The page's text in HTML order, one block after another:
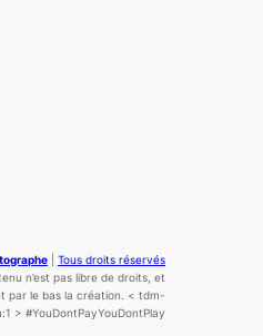
| Tous droits réservés
n’est pas libre de droits, et
par le bas la création. < tdm-
> #YouDontPayYouDontPlay